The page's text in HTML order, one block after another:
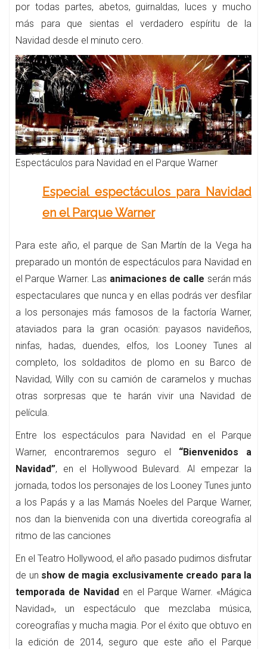
por todas partes, abetos, guirnaldas, luces y mucho
más para que sientas el verdadero espíritu de la
Navidad desde el minuto cero.
Espectáculos para Navidad en el Parque Warner
Especial espectáculos para Navidad
en el Parque Warner
Para este año, el parque de San Martín de la Vega ha
preparado un montón de espectáculos para Navidad en
el Parque Warner. Las animaciones de calle serán más
espectaculares que nunca y en ellas podrás ver desfilar
a los personajes más famosos de la factoría Warner,
ataviados para la gran ocasión: payasos navideños,
ninfas, hadas, duendes, elfos, los Looney Tunes al
completo, los soldaditos de plomo en su Barco de
Navidad, Willy con su camión de caramelos y muchas
otras sorpresas que te harán vivir una Navidad de
película.
Entre los espectáculos para Navidad en el Parque
Warner, encontraremos seguro el “Bienvenidos a
Navidad”, en el Hollywood Bulevard. Al empezar la
jornada, todos los personajes de los Looney Tunes junto
a los Papás y a las Mamás Noeles del Parque Warner,
nos dan la bienvenida con una divertida coreografía al
ritmo de las canciones
En el Teatro Hollywood, el año pasado pudimos disfrutar
de un show de magia exclusivamente creado para la
temporada de Navidad en el Parque Warner. «Mágica
Navidad», un espectáculo que mezclaba música,
coreografías y mucha magia. Por el éxito que obtuvo en
la edición de 2014, seguro que este año el Parque